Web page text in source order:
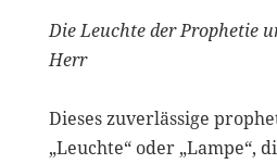
Die Leuchte der Prophetie
Herr
Dieses zuverlässige
„Leuchte“ oder „Lampe“,